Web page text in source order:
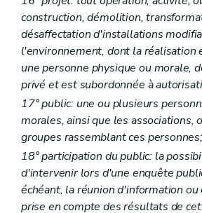
Art. R41-9
Chapitre IV Du pouvoir de
Art. R41-10
Chapitre V Publicité
Art. R41-11
Chapitre VI Du conseiller
Art. R41-12
Art. R41-13
Art. R41-14
Art. R41-15
Art. R41-16
Partie IV Planification environnementale dans le
Art. R 42
Art. R 43
Art. R 44
Art. R 45
construction, démolition,
désaffectation d'installations
l'environnement, dont la réalisation
une personne physique ou morale,
privé et est subordonnée à
17° public: une ou plusieurs
morales, ainsi que les associations,
groupes rassemblant ces personnes;
18° participation du public: la
d'intervenir lors d'une enquête
échéant, la réunion d'information ou
prise en compte des résultats de